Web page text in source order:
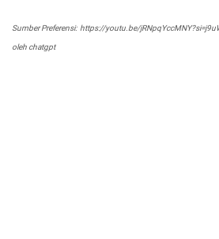
Sumber Preferensi: https://youtu.be/
oleh chatgpt